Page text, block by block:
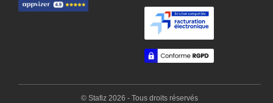
© Stafiz 2026 - Tous droits réservés